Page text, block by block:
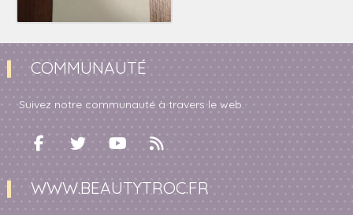
COMMUNAUTÉ
Suivez notre communauté à travers le web.
WWW.BEAUTYTROC.FR